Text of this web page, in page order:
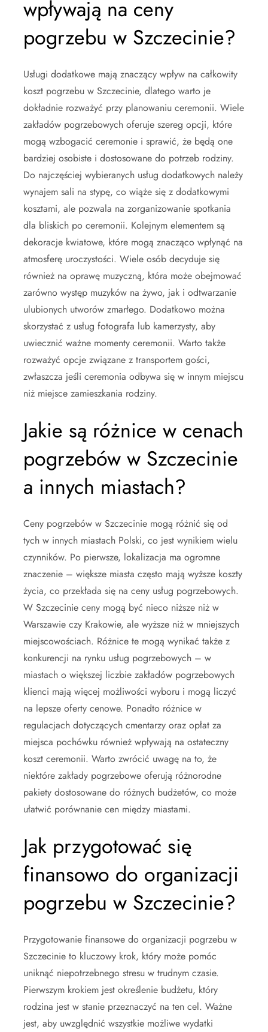
wpływają na ceny
pogrzebu w Szczecinie?
Usługi dodatkowe mają znaczący wpływ na całkowity
koszt pogrzebu w Szczecinie, dlatego warto je
dokładnie rozważyć przy planowaniu ceremonii. Wiele
zakładów pogrzebowych oferuje szereg opcji, które
mogą wzbogacić ceremonie i sprawić, że będą one
bardziej osobiste i dostosowane do potrzeb rodziny.
Do najczęściej wybieranych usług dodatkowych należy
wynajem sali na stypę, co wiąże się z dodatkowymi
kosztami, ale pozwala na zorganizowanie spotkania
dla bliskich po ceremonii. Kolejnym elementem są
dekoracje kwiatowe, które mogą znacząco wpłynąć na
atmosferę uroczystości. Wiele osób decyduje się
również na oprawę muzyczną, która może obejmować
zarówno występ muzyków na żywo, jak i odtwarzanie
ulubionych utworów zmarłego. Dodatkowo można
skorzystać z usług fotografa lub kamerzysty, aby
uwiecznić ważne momenty ceremonii. Warto także
rozważyć opcje związane z transportem gości,
zwłaszcza jeśli ceremonia odbywa się w innym miejscu
niż miejsce zamieszkania rodziny.
Jakie są różnice w cenach
pogrzebów w Szczecinie
a innych miastach?
Ceny pogrzebów w Szczecinie mogą różnić się od
tych w innych miastach Polski, co jest wynikiem wielu
czynników. Po pierwsze, lokalizacja ma ogromne
znaczenie – większe miasta często mają wyższe koszty
życia, co przekłada się na ceny usług pogrzebowych.
W Szczecinie ceny mogą być nieco niższe niż w
Warszawie czy Krakowie, ale wyższe niż w mniejszych
miejscowościach. Różnice te mogą wynikać także z
konkurencji na rynku usług pogrzebowych – w
miastach o większej liczbie zakładów pogrzebowych
klienci mają więcej możliwości wyboru i mogą liczyć
na lepsze oferty cenowe. Ponadto różnice w
regulacjach dotyczących cmentarzy oraz opłat za
miejsca pochówku również wpływają na ostateczny
koszt ceremonii. Warto zwrócić uwagę na to, że
niektóre zakłady pogrzebowe oferują różnorodne
pakiety dostosowane do różnych budżetów, co może
ułatwić porównanie cen między miastami.
Jak przygotować się
finansowo do organizacji
pogrzebu w Szczecinie?
Przygotowanie finansowe do organizacji pogrzebu w
Szczecinie to kluczowy krok, który może pomóc
uniknąć niepotrzebnego stresu w trudnym czasie.
Pierwszym krokiem jest określenie budżetu, który
rodzina jest w stanie przeznaczyć na ten cel. Ważne
jest, aby uwzględnić wszystkie możliwe wydatki